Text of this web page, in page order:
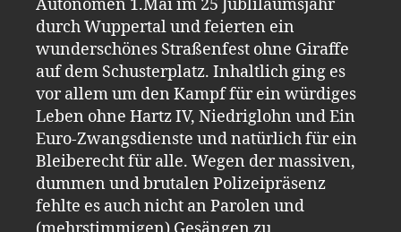
Autonomen 1.Mai im 25 Jubliläumsjahr
durch Wuppertal und feierten ein
wunderschönes Straßenfest ohne Giraffe
auf dem Schusterplatz. Inhaltlich ging es
vor allem um den Kampf für ein würdiges
Leben ohne Hartz IV, Niedriglohn und Ein
Euro-Zwangsdienste und natürlich für ein
Bleiberecht für alle. Wegen der massiven,
dummen und brutalen Polizeipräsenz
fehlte es auch nicht an Parolen und